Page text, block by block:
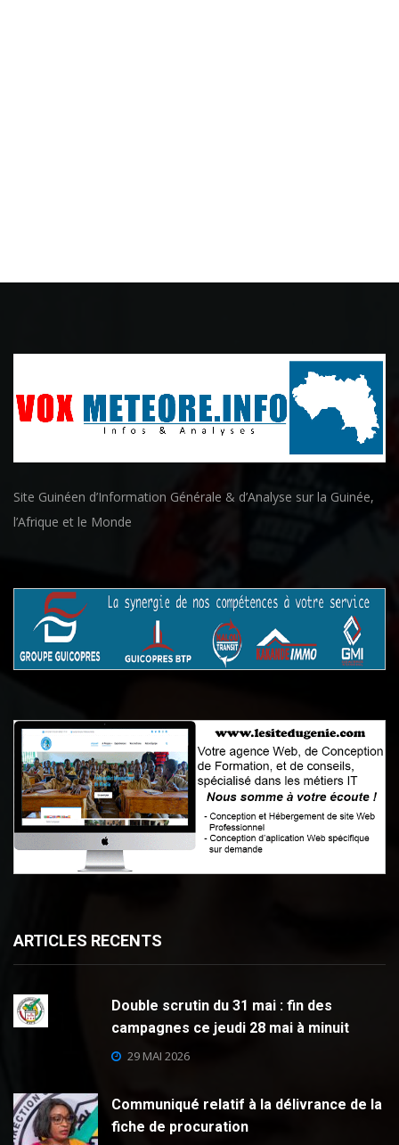
Site Guinéen d’Information Générale & d’Analyse sur la Guinée,
l’Afrique et le Monde
ARTICLES RECENTS
Double scrutin du 31 mai : fin des
campagnes ce jeudi 28 mai à minuit
29 MAI 2026
Communiqué relatif à la délivrance de la
fiche de procuration